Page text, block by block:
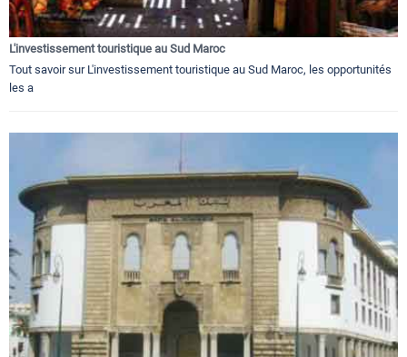
L'investissement touristique au Sud Maroc
Tout savoir sur L'investissement touristique au Sud Maroc, les opportunités
les a